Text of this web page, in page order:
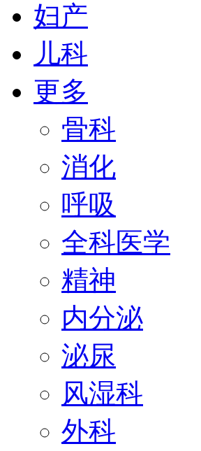
妇产
儿科
更多
骨科
消化
呼吸
全科医学
精神
内分泌
泌尿
风湿科
外科